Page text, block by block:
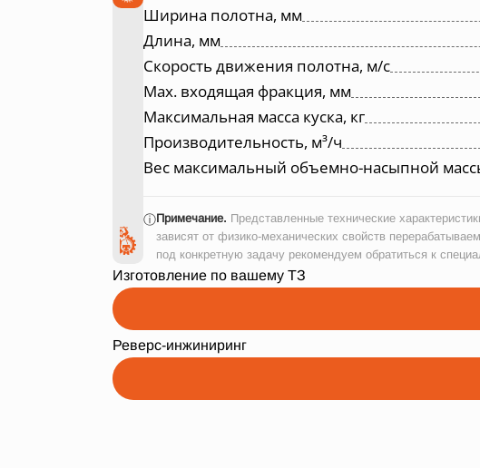
Ширина полотна, мм
Длина, мм
Скорость движения полотна, м/с
Max. входящая фракция, мм
Максимальная масса куска, кг
Производительность, м³/ч
Вес максимальный объемно-насыпной
ⓘПримечание. Представленные технические
зависят от физико-механических свойств
под конкретную задачу рекомендуем обратиться к
Изготовление по вашему ТЗ
Реверс-инжиниринг